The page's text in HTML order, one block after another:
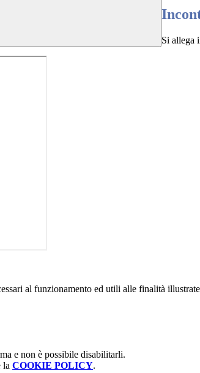
Si allega
al funzionamento ed utili alle finalità
e non è possibile disabilitarli.
la COOKIE POLICY.